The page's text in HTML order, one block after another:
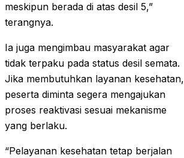
meskipun berada di atas desil 5,”
terangnya.
Ia juga mengimbau masyarakat agar
tidak terpaku pada status desil semata.
Jika membutuhkan layanan kesehatan,
peserta diminta segera mengajukan
proses reaktivasi sesuai mekanisme
yang berlaku.
“Pelayanan kesehatan tetap berjalan